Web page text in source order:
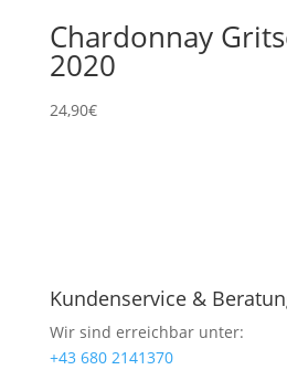
Chardonnay
2020
24,90€
Kundenservice &
Wir sind erreichbar unter:
+43 680 2141370